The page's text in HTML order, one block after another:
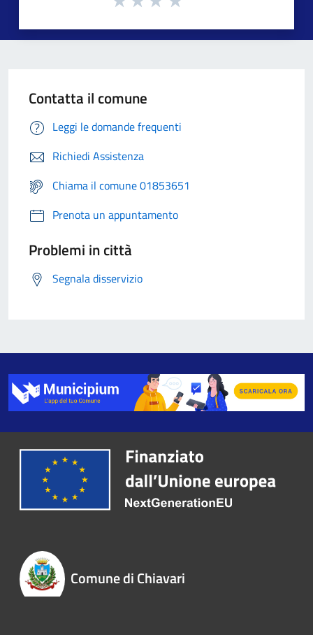
Contatta il comune
Leggi le domande frequenti
Richiedi Assistenza
Chiama il comune 01853651
Prenota un appuntamento
Problemi in città
Segnala disservizio
Comune di Chiavari